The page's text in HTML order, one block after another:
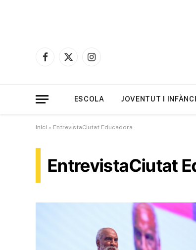
Facebook
X
Instagram
ESCOLA JOVENTUT I
Inici » EntrevistaCiutat Educadora
EntrevistaCiutat